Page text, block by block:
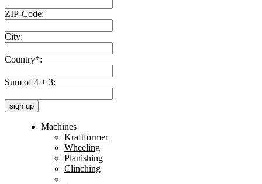
ZIP-Code:
City:
Country*:
Sum of 4 + 3:
sign up
Machines
Kraftformer
Wheeling
Planishing
Clinching